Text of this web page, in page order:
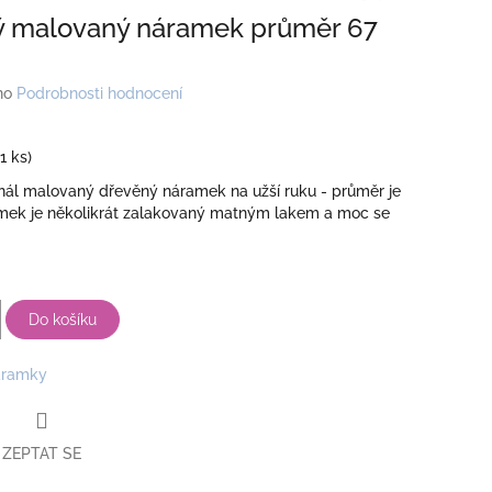
malovaný náramek průměr 67
Podrobnosti hodnocení
ks)
malovaný dřevěný náramek na užší ruku - průměr je
je několikrát zalakovaný matným lakem a moc se
Do košíku
ZEPTAT SE